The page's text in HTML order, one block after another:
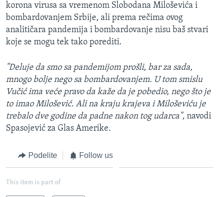
korona virusa sa vremenom Slobodana Miloševića i
bombardovanjem Srbije, ali prema rečima ovog
analitičara pandemija i bombardovanje nisu baš stvari
koje se mogu tek tako porediti.
"Deluje da smo sa pandemijom prošli, bar za sada,
mnogo bolje nego sa bombardovanjem. U tom smislu
Vučić ima veće pravo da kaže da je pobedio, nego što je
to imao Milošević. Ali na kraju krajeva i Miloševiću je
trebalo dve godine da padne nakon tog udarca", navodi
Spasojević za Glas Amerike.
Podelite Follow us
This item is part of